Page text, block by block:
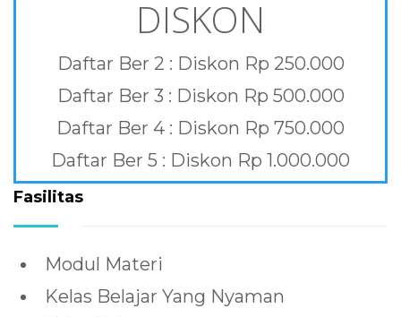
DISKON
Daftar Ber 2 : Diskon Rp 250.000
Daftar Ber 3 : Diskon Rp 500.000
Daftar Ber 4 : Diskon Rp 750.000
Daftar Ber 5 : Diskon Rp 1.000.000
Fasilitas
Modul Materi
Kelas Belajar Yang Nyaman